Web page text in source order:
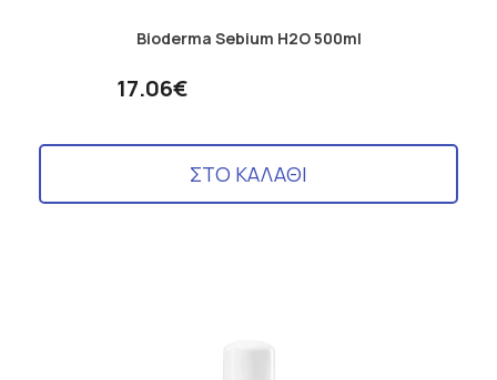
Bioderma Sebium H2O 500ml
17.06€
ΣΤΟ ΚΑΛΑΘΙ